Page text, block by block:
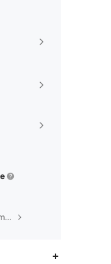
Um diesen Verkäufer und/oder dieses Produkt zu melden